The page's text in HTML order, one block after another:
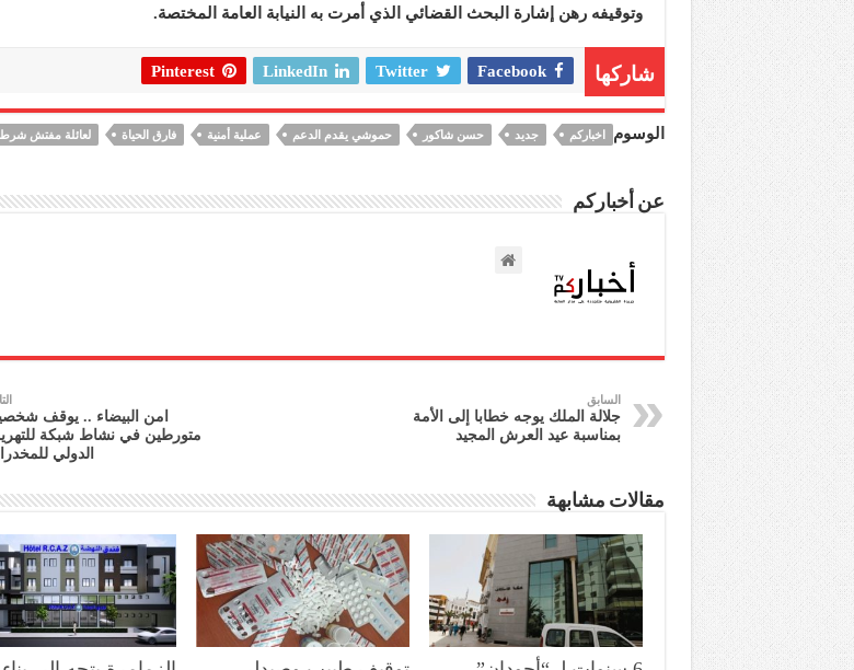
وتوقيفه رهن إشارة البحث القضائي الذي أمرت به النيابة العامة المختصة.
شاركها Facebook
Twitter
LinkedIn
Pinterest
الوسوم اخباركم جديد حسن شاكور حموشي يقدم الدعم عملية أمنية فارق الحياة لعائلة مفتش
عن أخباركم
السابق
جلالة الملك يوجه خطابا إلى الأمة
بمناسبة عيد العرش المجيد
امن البيضاء .. يوقف
متورطين في نشاط شبكة
الدولي
مقالات مشابهة